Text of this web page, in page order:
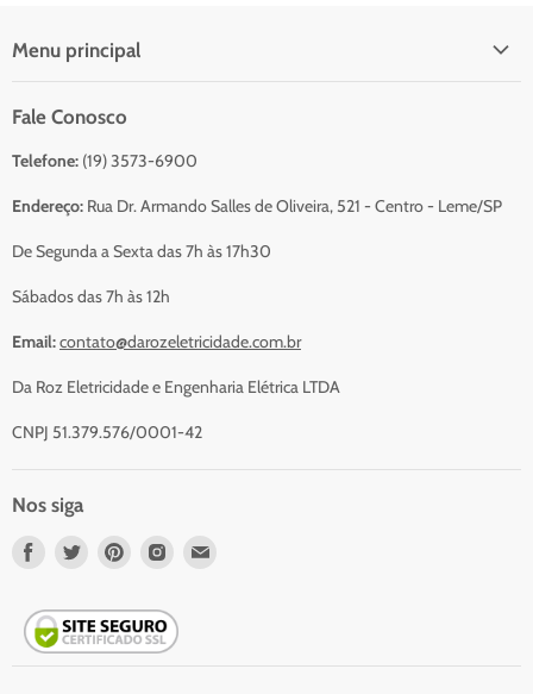
Menu principal
Catálogo Para Orçamento
Resumo do Orçamento
Sobre Nós
Fale Conosco
Telefone: (19) 3573-6900
Endereço: Rua Dr. Armando Salles de Oliveira, 521 - Centro - Leme/SP
De Segunda a Sexta das 7h às 17h30
Sábados das 7h às 12h
Email:contato@darozeletricidade.com.br
Da Roz Eletricidade e Engenharia Elétrica LTDA
CNPJ 51.379.576/0001-42
Nos siga
Nos
em
Facebook
Nos
em
Twitter
Nos
em
Pinterest
Nos
Instagram